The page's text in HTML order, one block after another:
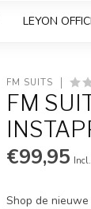
LEYON
FM SUITS
FM
€99,95
Shop de